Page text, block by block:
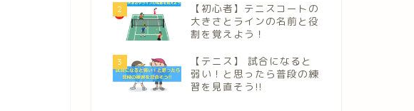
2
【初心者】テニスコートの
大きさとラインの名前と役
割を覚えよう！
3
【テニス】 試合になると
弱い！と思ったら普段の練
習を見直そう!!